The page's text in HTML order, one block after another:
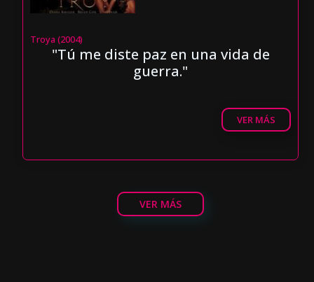
Troya (2004)
"Tú me diste paz en una vida de
guerra."
VER MÁS
VER MÁS